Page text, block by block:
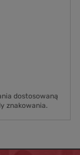
dostosowaną
znakowania.